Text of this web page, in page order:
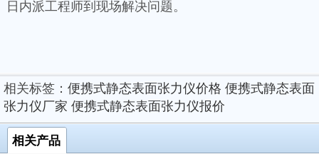
日内派工程师到现场解决问题。
相关标签： 便携式静态表面张力仪价格 便携式静态表面
张力仪厂家 便携式静态表面张力仪报价
相关产品